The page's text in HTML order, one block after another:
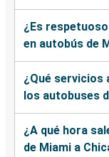
¿Es
en autobús de
¿Qué servicios
los autobuses
¿A qué hora
de Miami a